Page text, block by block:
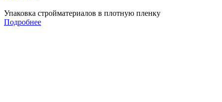
Упаковка стройматериалов в плотную пленку
Подробнее